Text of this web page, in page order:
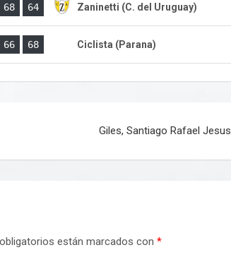
68 64 Zaninetti (C. del Uruguay)
66 68 Ciclista (Parana)
Giles, Santiago Rafael Jesus
están marcados con *